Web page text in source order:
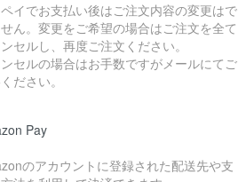
イでお支払い後はご注文内容の変更はで
ん。変更をご希望の場合はご注文を全て
セルし、再度ご注文ください。
セルの場合はお手数ですがメールにてご
ださい。
Pay
のアカウントに登録された配送先や支